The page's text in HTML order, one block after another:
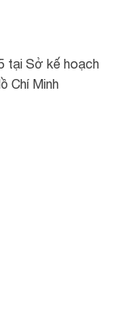
tại Sở kế hoạch
Chí Minh